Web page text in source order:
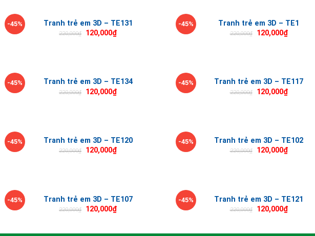
-45% Tranh trẻ em 3D – TE131
220,000₫ 120,000₫
-45% Tranh trẻ em 3D – TE1
220,000₫ 120,000₫
-45% Tranh trẻ em 3D – TE134
220,000₫ 120,000₫
-45% Tranh trẻ em 3D – TE117
220,000₫ 120,000₫
-45% Tranh trẻ em 3D – TE120
220,000₫ 120,000₫
-45% Tranh trẻ em 3D – TE102
220,000₫ 120,000₫
-45% Tranh trẻ em 3D – TE107
220,000₫ 120,000₫
-45% Tranh trẻ em 3D – TE121
220,000₫ 120,000₫